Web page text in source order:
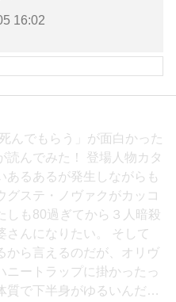
16:02
んでもらう」が面白かった
読んでみた！ 登場人物カタ
あるあるが発生しながらも
グステ・ノヴァクがカッコ
しも80過ぎてから３人暗殺
さんになりたい。 そして
から言えるのだが、オリヴ
ニートラップに掛かったっ
質で下半身がゆるいんだ…